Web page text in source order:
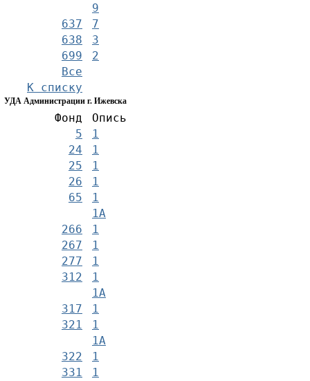
9
637
7
638
3
699
2
Все
К списку
УДА Администрации г. Ижевска
Фонд
Опись
5
1
24
1
25
1
26
1
65
1
1А
266
1
267
1
277
1
312
1
1А
317
1
321
1
1А
322
1
331
1